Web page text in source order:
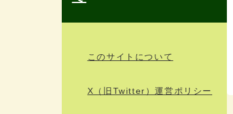
このサイトについて
X（旧Twitter）運営ポリシー